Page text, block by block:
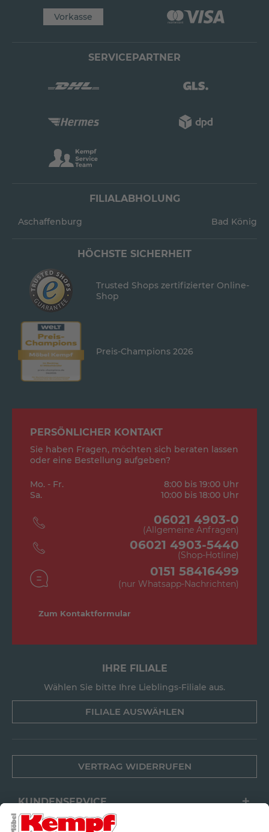
Vorkasse
SERVICEPARTNER
FILIALABHOLUNG
Aschaffenburg Bad König
HÖCHSTE SICHERHEIT
Trusted Shops zertifizierter Online-
Shop
Preis-Champions 2026
PERSÖNLICHER KONTAKT
Sie haben Fragen, möchten sich beraten lassen
oder eine Bestellung aufgeben?
Mo. - Fr.
8:00 bis 19:00 Uhr
Sa.
10:00 bis 18:00 Uhr
06021 4903-0
(Allgemeine Anfragen)
06021 4903-5440
(Shop-Hotline)
0151 58416499
(nur Whatsapp-Nachrichten)
Zum Kontaktformular
IHRE FILIALE
Wählen Sie bitte Ihre Lieblings-Filiale aus.
FILIALE AUSWÄHLEN
VERTRAG WIDERRUFEN
KUNDENSERVICE
FILIALEN